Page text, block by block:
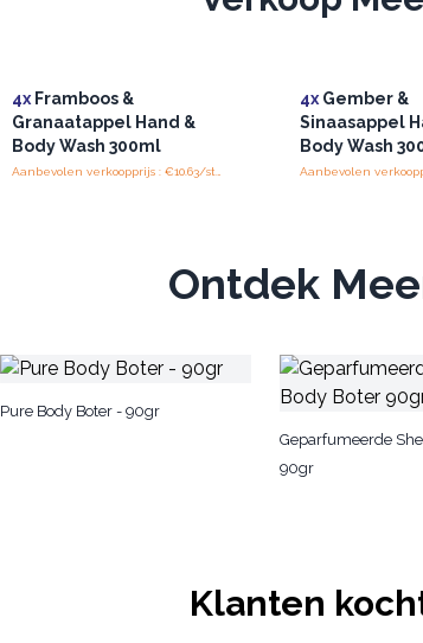
4x Framboos &
Granaatappel Hand &
Body Wash 300ml
4xGember &
Sinaasappel
Body Wash
Ontdek
Pure Body Boter - 90gr
Geparfumeerde
90gr
Klanten